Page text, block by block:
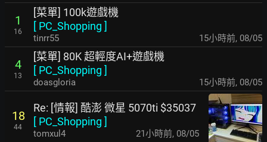
1
16
[菜單] 100k遊戲機
[ PC_Shopping ]
tinrr55 15小時前, 08/05
4
13
[菜單] 80K 超輕度AI+遊戲機
[ PC_Shopping ]
doasgloria 15小時前, 08/05
18
44
Re: [情報] 酷澎 微星 5070ti $35037
[ PC_Shopping ]
tomxul4 21小時前, 08/05